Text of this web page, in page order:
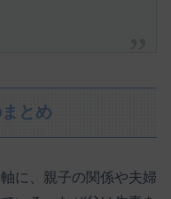
とめ
に、親子の関係や夫婦